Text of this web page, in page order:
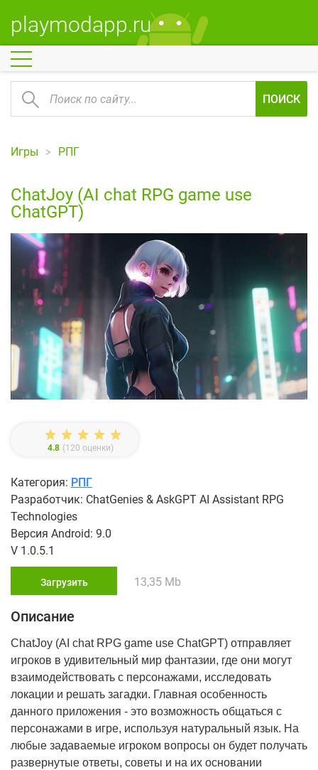
playmodapp.ru
ПОИСК
Игры РПГ
ChatJoy (AI chat RPG game use
ChatGPT)
4.8 (120 оценки)
Категория: РПГ
Разработчик: ChatGenies & AskGPT AI Assistant RPG
Technologies
Версия Android: 9.0
V 1.0.5.1
Загрузить 13,35 Mb
Описание
ChatJoy (AI chat RPG game use ChatGPT) отправляет
игроков в удивительный мир фантазии, где они могут
взаимодействовать с персонажами, исследовать
локации и решать загадки. Главная особенность
данного приложения - это возможность общаться с
персонажами в игре, используя натуральный язык. На
любые задаваемые игроком вопросы он будет получать
развернутые ответы, советы и на их основании